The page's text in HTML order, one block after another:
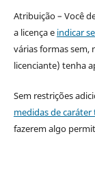
Atribuição – Você
a licença e indicar
várias formas sem,
licenciante) tenha
Sem restrições
medidas de
fazerem algo